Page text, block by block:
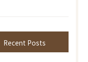
Recent Posts